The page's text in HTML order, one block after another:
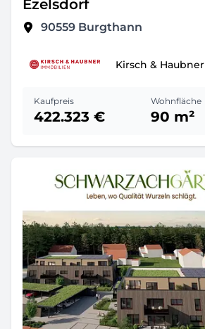
Ezelsdorf
90559 Burgthann
Kirsch & Haubner
Kaufpreis
422.323 €
Wohnfläche
90 m²